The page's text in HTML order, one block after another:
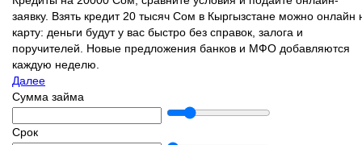
заявку. Взять кредит 20 тысяч Сом в Кыргызстане можно онлайн
карту: деньги будут у вас быстро без справок, залога и
поручителей. Новые предложения банков и МФО добавляются
каждую неделю.
Далее
Сумма займа
Срок